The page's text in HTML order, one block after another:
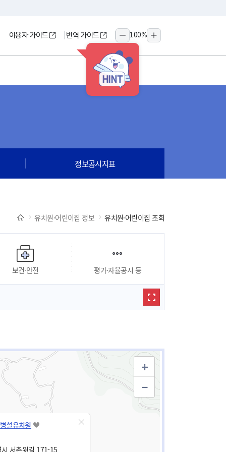
HINT
이용자 가이드 번역 가이드
축소
100%
확대
정보공시지표
유치원·어린이집 정보 유치원·어린이집 조회
보건·안전 평가·자율공시 등
설유치원
서촌윗길 171-15